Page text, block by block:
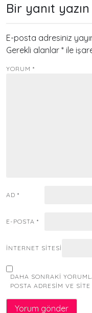
Bir yanıt yazın
E-posta adresiniz
Gerekli alanlar * ile
YORUM *
AD *
E-POSTA *
İNTERNET SITESI
DAHA SONRAKI
POSTA ADRESIM VE